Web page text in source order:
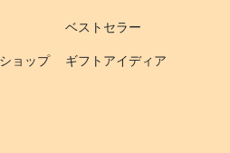
ョップ
ベストセラー
ギフトアイディア